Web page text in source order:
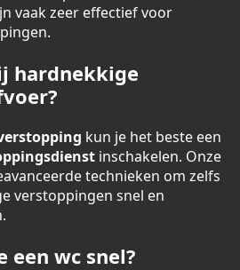
vaak zeer effectief voor
hardnekkige
kun je het beste een
inschakelen. Onze
technieken om zelfs
verstoppingen snel en
een wc snel?